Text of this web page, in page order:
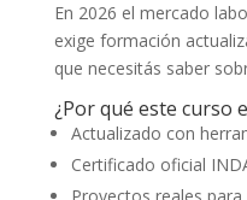
En 2026 el mercado
exige formación
que necesitás saber
¿Por qué este curso
Actualizado con
Certificado oficial